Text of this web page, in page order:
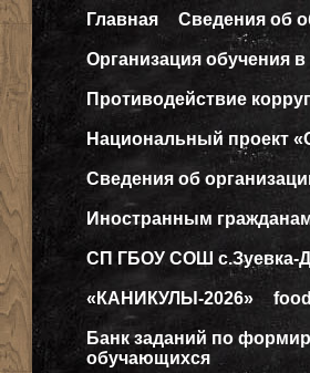
Главная Сведения об
Организация обучения
Противодействие
Национальный проект
Сведения об
Иностранным
СП ГБОУ СОШ с.Зуевка-
«КАНИКУЛЫ-2026» food
Банк заданий по
обучающихся